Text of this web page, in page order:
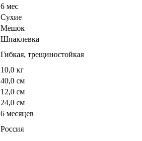
6 мес
Сухие
Мешок
Шпаклевка
Гибкая, трещиностойкая
10,0 кг
40,0 см
12,0 см
24,0 см
6 месяцев
Россия